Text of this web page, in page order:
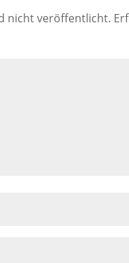
nicht veröffentlicht.